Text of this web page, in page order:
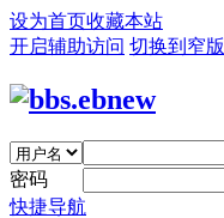
设为首页收藏本站
开启辅助访问 切换到窄版
密码
快捷导航